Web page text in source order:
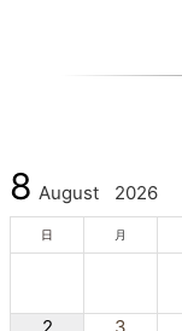
8 August 2026
日 月